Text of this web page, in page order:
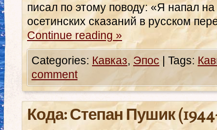
писал по этому поводу: «Я напал на
осетинских сказаний в русском
Continue reading »
Categories: Кавказ, Эпос | Tags:
comment
Кода: Степан Пушик